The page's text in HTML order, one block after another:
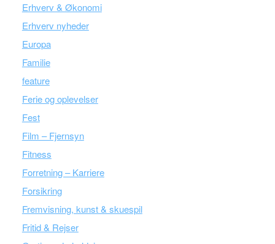
Erhverv & Økonomi
Erhverv nyheder
Europa
Familie
feature
Ferie og oplevelser
Fest
Film – Fjernsyn
Fitness
Forretning – Karriere
Forsikring
Fremvisning, kunst & skuespil
Fritid & Rejser